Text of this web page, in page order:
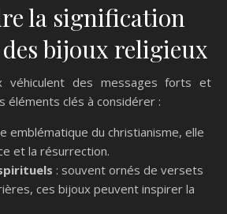
la signification
bijoux religieux
véhiculent des messages forts et
éléments clés à considérer :
emblématique du christianisme, elle
et la résurrection.
: souvent ornés de versets
ces bijoux peuvent inspirer la